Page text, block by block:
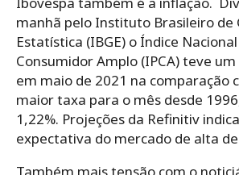
manhã pelo Instituto Brasileiro de
Estatística (IBGE) o Índice
Consumidor Amplo (IPCA) teve
em maio de 2021 na comparação
maior taxa para o mês desde
1,22%. Projeções da Refinitiv
expectativa do mercado de alta